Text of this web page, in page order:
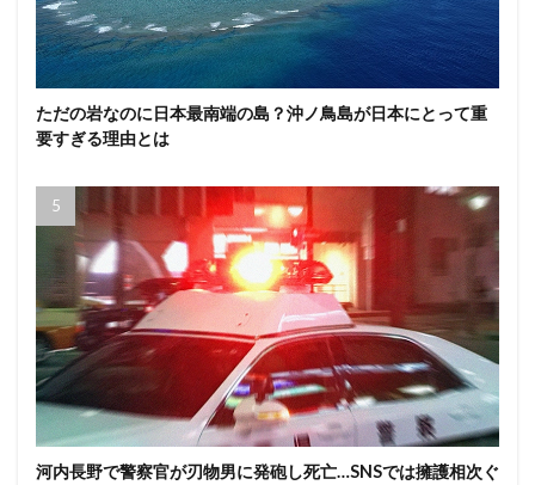
ただの岩なのに日本最南端の島？沖ノ鳥島が日本にとって重
要すぎる理由とは
河内長野で警察官が刃物男に発砲し死亡…SNSでは擁護相次ぐ